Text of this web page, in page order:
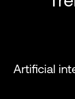
Artificial